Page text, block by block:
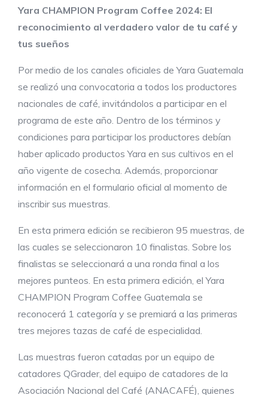
Yara CHAMPION Program Coffee 2024: El
reconocimiento al verdadero valor de tu café y
tus sueños
Por medio de los canales oficiales de Yara Guatemala
se realizó una convocatoria a todos los productores
nacionales de café, invitándolos a participar en el
programa de este año. Dentro de los términos y
condiciones para participar los productores debían
haber aplicado productos Yara en sus cultivos en el
año vigente de cosecha. Además, proporcionar
información en el formulario oficial al momento de
inscribir sus muestras.
En esta primera edición se recibieron 95 muestras, de
las cuales se seleccionaron 10 finalistas. Sobre los
finalistas se seleccionará a una ronda final a los
mejores punteos. En esta primera edición, el Yara
CHAMPION Program Coffee Guatemala se
reconocerá 1 categoría y se premiará a las primeras
tres mejores tazas de café de especialidad.
Las muestras fueron catadas por un equipo de
catadores QGrader, del equipo de catadores de la
Asociación Nacional del Café (ANACAFÉ), quienes